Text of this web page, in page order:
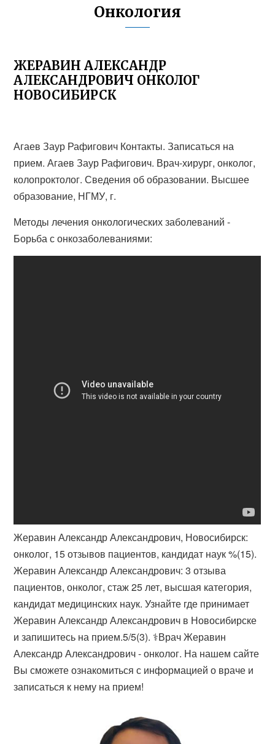
Онкология
ЖЕРАВИН АЛЕКСАНДР
АЛЕКСАНДРОВИЧ ОНКОЛОГ
НОВОСИБИРСК
Агаев Заур Рафигович Контакты. Записаться на
прием. Агаев Заур Рафигович. Врач-хирург, онколог,
колопроктолог. Сведения об образовании. Высшее
образование, НГМУ, г.
Методы лечения онкологических заболеваний -
Борьба с онкозаболеваниями:
Жеравин Александр Александрович, Новосибирск:
онколог, 15 отзывов пациентов, кандидат наук %(15).
Жеравин Александр Александрович: 3 отзыва
пациентов, онколог, стаж 25 лет, высшая категория,
кандидат медицинских наук. Узнайте где принимает
Жеравин Александр Александрович в Новосибирске
и запишитесь на прием.5/5(3). ⚕️Врач Жеравин
Александр Александрович - онколог. На нашем сайте
Вы сможете ознакомиться с информацией о враче и
записаться к нему на прием!